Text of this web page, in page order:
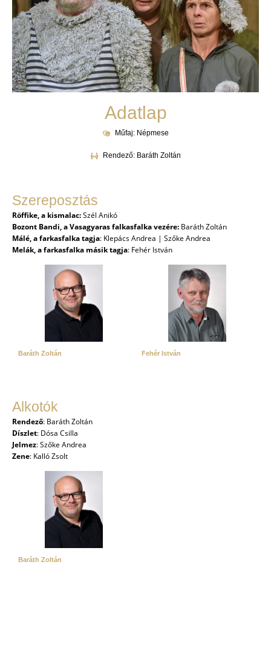
Adatlap
Műfaj: Népmese
Rendező: Baráth Zoltán
Szereposztás
Röffike, a kismalac:Szél Anikó
Bozont Bandi, a Vasagyaras falkasfalka vezére: Baráth Zoltán
Málé, a farkasfalka tagja: Klepács Andrea | Szőke Andrea
Melák, a farkasfalka másik tagja: Fehér István
Baráth Zoltán Fehér István
Alkotók
Rendező: Baráth Zoltán
Díszlet: Dósa Csilla
Jelmez: Szőke Andrea
Zene: Kalló Zsolt
Baráth Zoltán